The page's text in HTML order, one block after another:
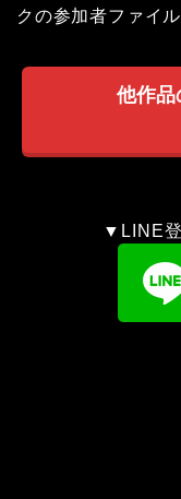
クの参加者ファイ
他作品
▼LINE